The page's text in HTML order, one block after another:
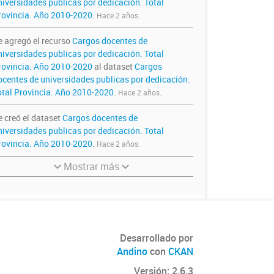
Año 2010-2020. Hace 2 años.
agregó el recursoCargos docentes de
publicas por dedicación. Total
Año 2010-2020al dataset Cargos
de universidades publicas por dedicación.
Provincia. Año 2010-2020. Hace 2 años.
creó el dataset Cargos docentes de
publicas por dedicación. Total
Año 2010-2020. Hace 2 años.
Mostrar más
Desarrollado por
Andinocon CKAN
Versión: 2.6.3